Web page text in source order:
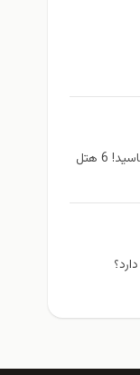
بهترین هتل تهران برای ماه عسل را بشناسید! 6 هتل